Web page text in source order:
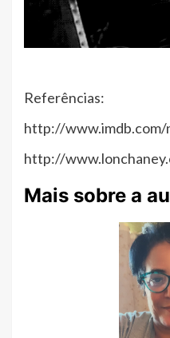
Referências:
http://www.imdb.com/
http://
Mais sobre a